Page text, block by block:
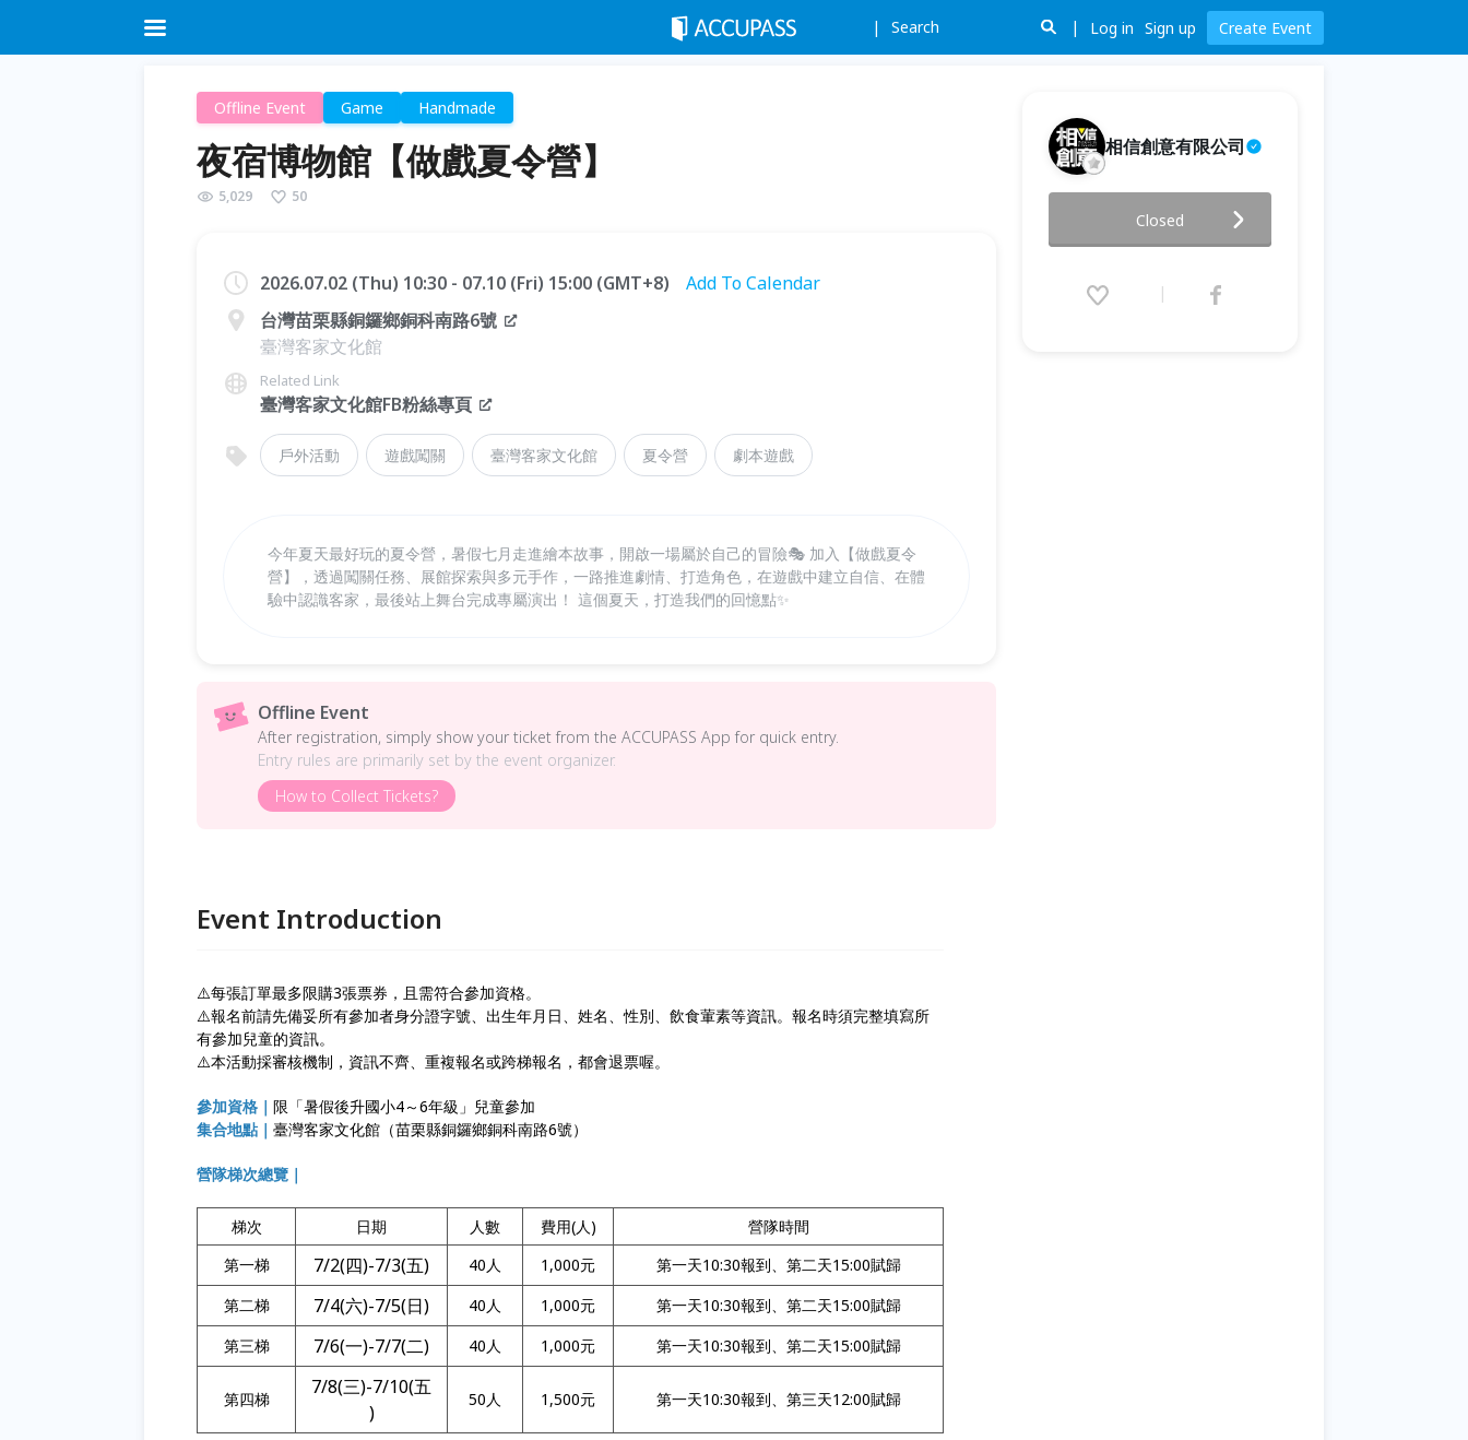
Search Log in Sign up Create Event
Offline Event Game Handmade
夜宿博物館【做戲夏令營】
5,029 50
2026.07.02 (Thu) 10:30 - 07.10 (Fri) 15:00 (GMT+8)
Add To Calendar
台灣苗栗縣銅鑼鄉銅科南路6號
臺灣客家文化館
Related Link
臺灣客家文化館FB粉絲專頁
戶外活動 遊戲闖關 臺灣客家文化館 夏令營 劇本遊戲
今年夏天最好玩的夏令營，暑假七月走進繪本故事，開啟一場屬於自己的冒險🎭 加入【做戲夏令
營】，透過闖關任務、展館探索與多元手作，一路推進劇情、打造角色，在遊戲中建立自信、在體
驗中認識客家，最後站上舞台完成專屬演出！ 這個夏天，打造我們的回憶點✨
Offline Event
After registration, simply show your ticket from the ACCUPASS App for quick entry.
Entry rules are primarily set by the event organizer.
How to Collect Tickets?
Event Introduction
⚠️每張訂單最多限購3張票券，且需符合參加資格。
⚠️報名前請先備妥所有參加者身分證字號、出生年月日、姓名、性別、飲食葷素等資訊。報名時須完整填寫所
有參加兒童的資訊。
⚠️本活動採審核機制，資訊不齊、重複報名或跨梯報名，都會退票喔。
參加資格｜ 限「暑假後升國小4～6年級」兒童參加
集合地點｜ 臺灣客家文化館（苗栗縣銅鑼鄉銅科南路6號）
營隊梯次總覽｜
梯次 日期 人數 費用(人)
營隊時間
第一梯
7/2(四)-7/3(五) 40人 1,000元
第一天10:30報到、第二天15:00賦歸
第二梯
7/4(六)-7/5(日) 40人 1,000元
第一天10:30報到、第二天15:00賦歸
第三梯
7/6(一)-7/7(二) 40人 1,000元 第一天10:30報到、第二天15:00賦歸
第四梯
7/8(三)-7/10(五
)
50人 1,500元 第一天10:30報到、第三天12:00賦歸
相信創意有限公司
2026.07.02 (Thu) 10:30 - 07.10
(Fri) 15:00 (GMT+8)
Closed